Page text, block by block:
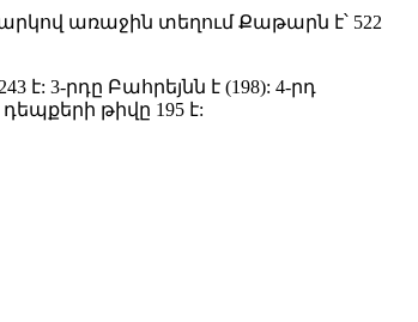
առաջին տեղում Քաթարն է՝ 522
3-րդը Բահրեյնն է (198): 4-րդ
թիվը 195 է: